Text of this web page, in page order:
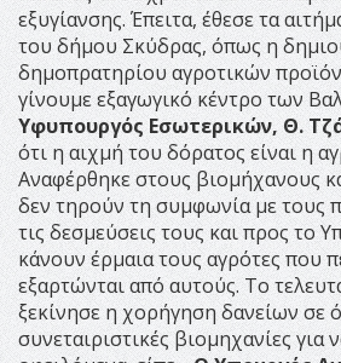
εξυγίανσης. Έπειτα, έθεσε τα
του δήμου Σκύδρας, όπως η
δημοπρατηρίου αγροτικών
γίνουμε εξαγωγικό κέντρο των
Υφυπουργός Εσωτερικών, Θ.
ότι η αιχμή του δόρατος είναι η
Αναφέρθηκε στους βιομήχανους
δεν τηρούν τη συμφωνία με τους
τις δεσμεύσεις τους και προς το
κάνουν έρμαια τους αγρότες που
εξαρτώνται από αυτούς. Το
ξεκίνησε η χορήγηση δανείων σε
συνεταιριστικές βιομηχανίες